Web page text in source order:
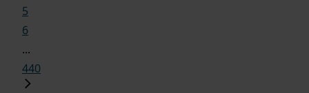
5
6
...
440